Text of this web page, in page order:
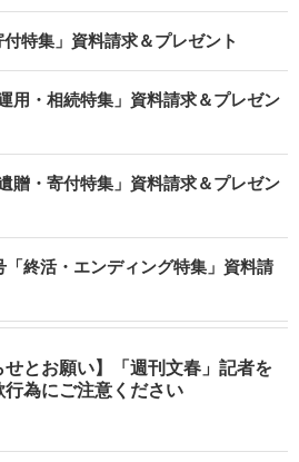
特集」資料請求＆プレゼント
用・相続特集」資料請求＆プレゼン
贈・寄付特集」資料請求＆プレゼン
「終活・エンディング特集」資料請
せとお願い】「週刊文春」記者を
行為にご注意ください